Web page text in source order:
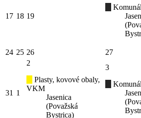
17 18 19
24 25 26 27
31 1
2
Plasty, kovové obaly,
VKM
Jasenica
(Považská
Bystrica)
3